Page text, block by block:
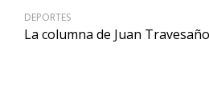
DEPORTES
La columna de Juan Travesaño